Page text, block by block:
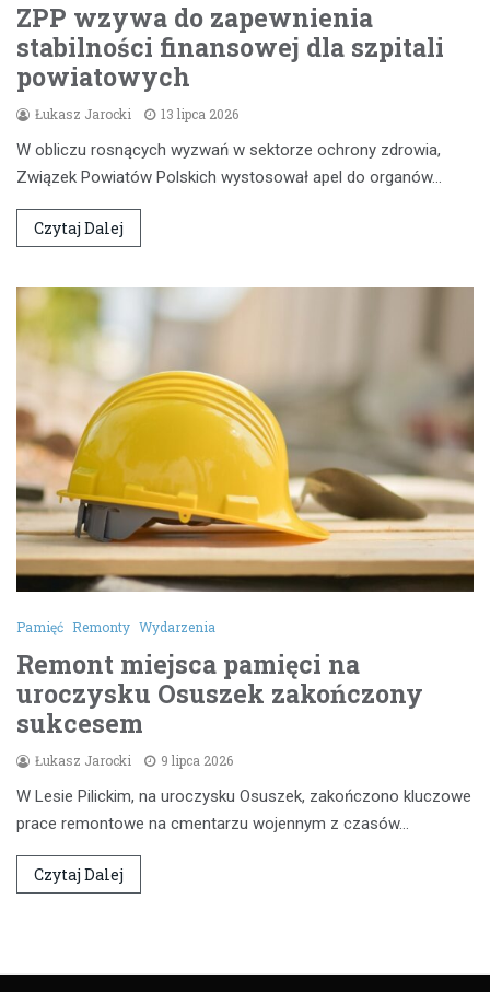
ZPP wzywa do zapewnienia
stabilności finansowej dla szpitali
powiatowych
Łukasz Jarocki 13 lipca 2026
W obliczu rosnących wyzwań w sektorze ochrony zdrowia,
Związek Powiatów Polskich wystosował apel do organów…
Czytaj Dalej
Pamięć Remonty Wydarzenia
Remont miejsca pamięci na
uroczysku Osuszek zakończony
sukcesem
Łukasz Jarocki 9 lipca 2026
W Lesie Pilickim, na uroczysku Osuszek, zakończono kluczowe
prace remontowe na cmentarzu wojennym z czasów…
Czytaj Dalej